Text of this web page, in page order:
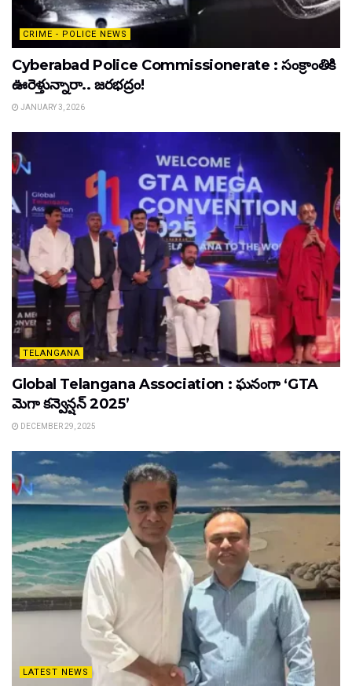
CRIME - POLICE NEWS
Cyberabad Police Commissionerate : సంక్రాంతికి
ఊరెళ్తున్నారా.. జరభద్రం!
JANUARY 3, 2026
TELANGANA
Global Telangana Association : ఘనంగా ‘GTA
మెగా కన్వెన్షన్ 2025’
DECEMBER 29, 2025
LATEST NEWS